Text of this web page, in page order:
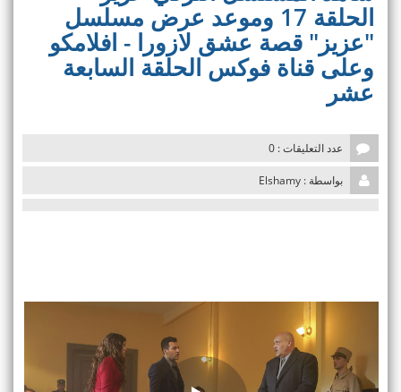
الحلقة 17 وموعد عرض مسلسل
"عزيز" قصة عشق لازورا - افلامكو
وعلى قناة فوكس الحلقة السابعة
عشر
عدد التعليقات : 0
بواسطة : Elshamy